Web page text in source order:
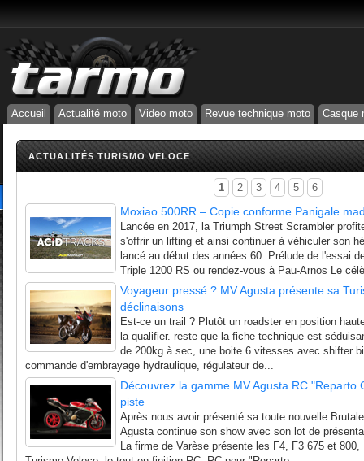
Accueil Actualité moto Video moto Revue technique moto Casque
ACTUALITÉS TURISMO VELOCE
1 2 3 4 5 6
Moxiao 500RR – Copie conforme Panigale
Lancée en 2017, la Triumph Street Scrambler
s'offrir un lifting et ainsi continuer à véhiculer son
lancé au début des années 60. Prélude de l'essai
Triple 1200 RS ou rendez-vous à Pau-Arnos Le
Voyageur pressé ? MV Agusta présente sa
déclinaisons
Est-ce un trail ? Plutôt un roadster en position
la qualifier. reste que la fiche technique est
de 200kg à sec, une boite 6 vitesses avec shifter
commande d'embrayage hydraulique, régulateur de...
Découvrez la gamme MV Agusta RC "Reparto
piste
Après nous avoir présenté sa toute nouvelle
Agusta continue son show avec son lot de
La firme de Varèse présente les F4, F3 675 et